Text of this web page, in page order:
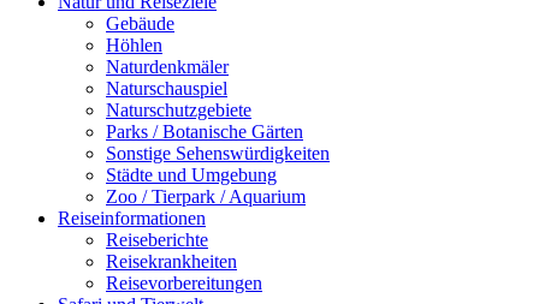
Gebäude
Höhlen
Naturdenkmäler
Naturschauspiel
Naturschutzgebiete
Parks / Botanische Gärten
Sonstige Sehenswürdigkeiten
Städte und Umgebung
Zoo / Tierpark / Aquarium
Reiseinformationen
Reiseberichte
Reisekrankheiten
Reisevorbereitungen